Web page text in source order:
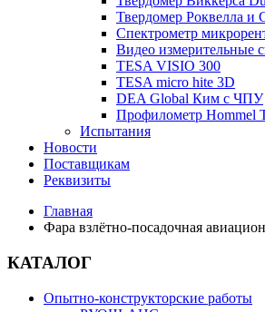
Твердомер Роквелла и
Спектрометр
Видео измерительные
TESA VISIO 300
TESA micro hite 3D
DEA Global Ким с ЧПУ
Профилометр Hommel
Испытания
Новости
Поставщикам
Реквизиты
Главная
Фара взлётно-посадочная
КАТАЛОГ
Опытно-конструкторские работы